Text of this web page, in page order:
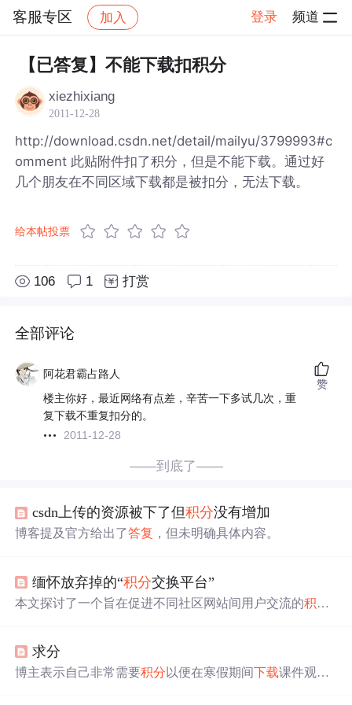
客服专区 加入 登录 频道
社区 客服专区 帖子详情
【已答复】不能下载扣积分
xiezhixiang
2011-12-28
http://download.csdn.net/detail/mailyu/3799993#c
omment 此贴附件扣了积分，但是不能下载。通过好
几个朋友在不同区域下载都是被扣分，无法下载。
给本帖投票
106 1 打赏
全部评论
阿花君霸占路人
楼主你好，最近网络有点差，辛苦一下多试几次，重
复下载不重复扣分的。
2011-12-28
赞
——到底了——
csdn上传的资源被下了但积分没有增加
博客提及官方给出了答复 ，但未明确具体内容。
缅怀放弃掉的“积分交换平台”
本文探讨了一个旨在促进不同社区网站间用户交流的积分
度和经济模型复杂性，团队仍寻求与知名网站合作，以实
验这一新模式。
求分
博主表示自己非常需要积分 以便在寒假期间下载课件观